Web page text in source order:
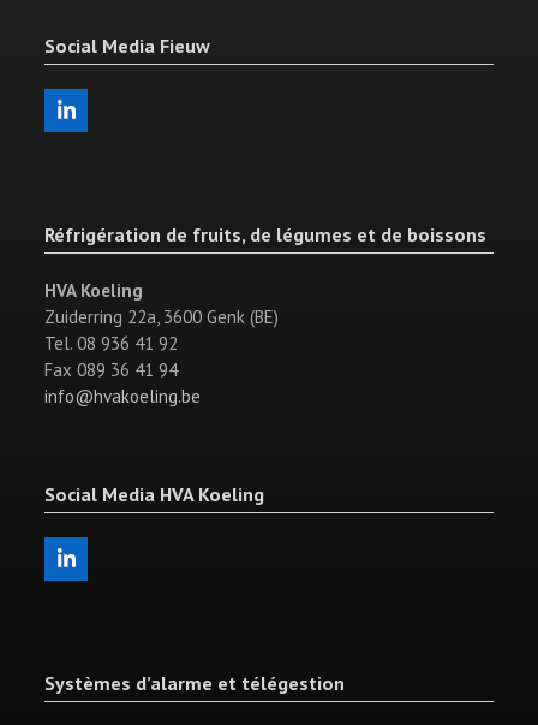
Social Media Fieuw
LinkedIn
Réfrigération de fruits, de légumes et de boissons
HVA Koeling
Zuiderring 22a, 3600 Genk (BE)
Tel. 08 936 41 92
Fax 089 36 41 94
info@hvakoeling.be
Social Media HVA Koeling
LinkedIn
Systèmes d’alarme et télégestion